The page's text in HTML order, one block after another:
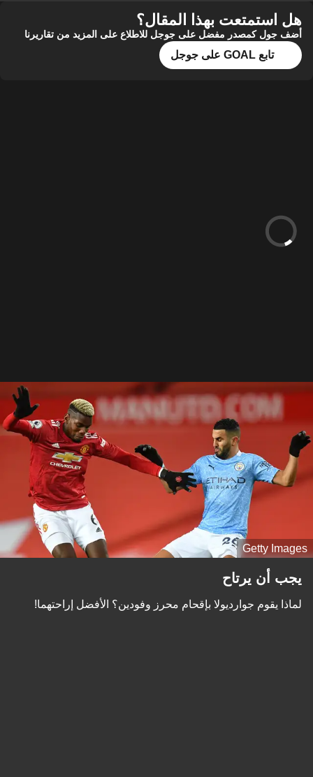
هل استمتعت بهذا المقال؟
أضف جول كمصدر مفضل على جوجل للاطلاع على المزيد من تقاريرنا
تابع GOAL على جوجل
Getty Images
يجب أن يرتاح
لماذا يقوم جوارديولا بإقحام محرز وفودين؟ الأفضل إراحتهما!